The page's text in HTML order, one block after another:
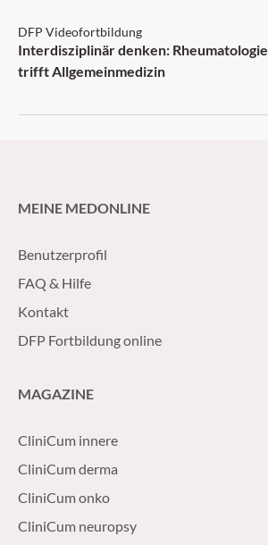
DFP Videofortbildung
Interdisziplinär denken: Rheumatologie
trifft Allgemeinmedizin
MEINE MEDONLINE
Benutzerprofil
FAQ & Hilfe
Kontakt
DFP Fortbildung online
MAGAZINE
CliniCum innere
CliniCum derma
CliniCum onko
CliniCum neuropsy